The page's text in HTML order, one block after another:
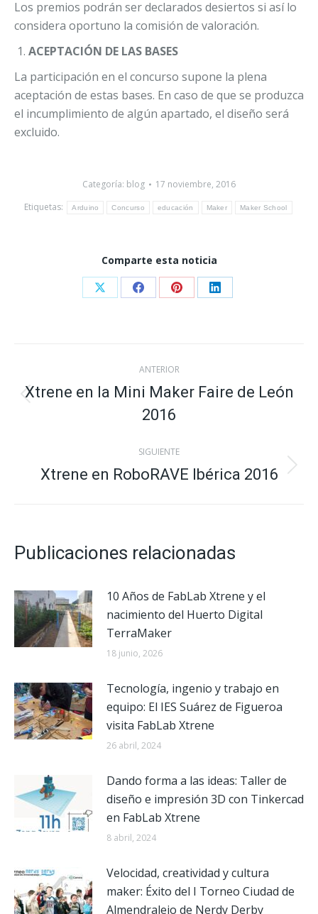
Los premios podrán ser declarados desiertos si así lo
considera oportuno la comisión de valoración.
ACEPTACIÓN DE LAS BASES
La participación en el concurso supone la plena
aceptación de estas bases. En caso de que se produzca
el incumplimiento de algún apartado, el diseño será
excluido.
Categoría: blog
17 noviembre, 2016
Etiquetas:
Arduino Concurso educación Maker Maker School
Comparte esta noticia
Share Share Share Share
Navegación
entre
publicaciones
ANTERIOR
Publicación
anterior:
Xtrene en la Mini Maker Faire de León
2016
SIGUIENTE
Publicación
Xtrene en RoboRAVE Ibérica 2016
Publicaciones relacionadas
10 Años de FabLab Xtrene y el
nacimiento del Huerto Digital
TerraMaker
18 junio, 2026
Tecnología, ingenio y trabajo en
equipo: El IES Suárez de Figueroa
visita FabLab Xtrene
26 abril, 2024
Dando forma a las ideas: Taller de
diseño e impresión 3D con Tinkercad
en FabLab Xtrene
8 abril, 2024
Velocidad, creatividad y cultura
maker: Éxito del I Torneo Ciudad de
Almendralejo de Nerdy Derby